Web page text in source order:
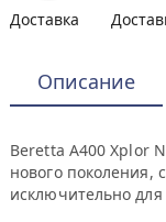
Доставка
Описание
Beretta A400 Xplor
нового поколения,
исключительно